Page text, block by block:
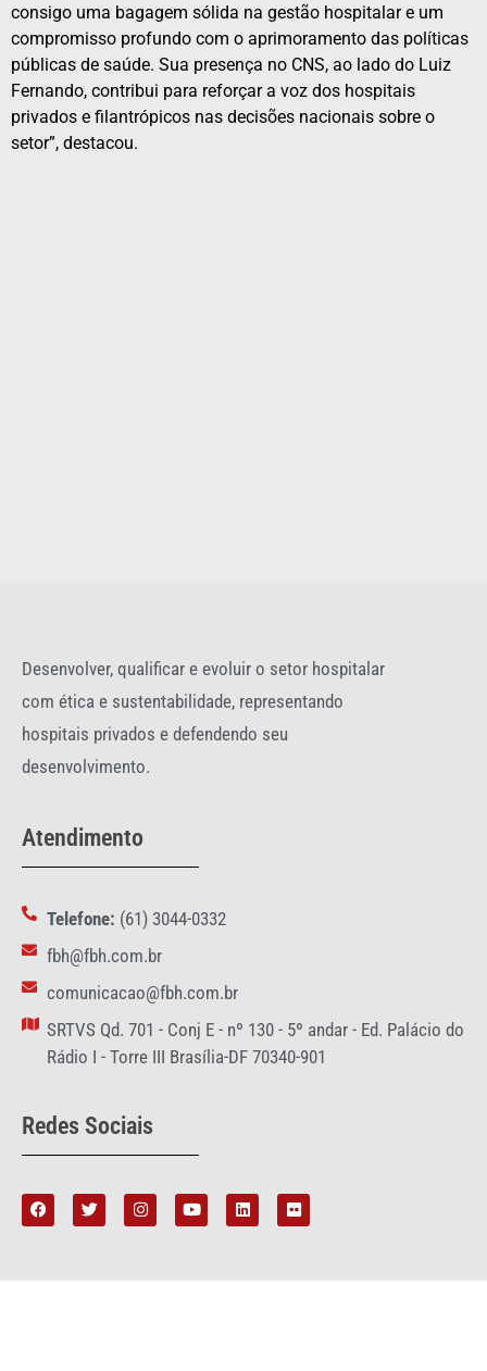
consigo uma bagagem sólida na gestão hospitalar e um
compromisso profundo com o aprimoramento das políticas
públicas de saúde. Sua presença no CNS, ao lado do Luiz
Fernando, contribui para reforçar a voz dos hospitais
privados e filantrópicos nas decisões nacionais sobre o
setor”, destacou.
Desenvolver, qualificar e evoluir o setor hospitalar
com ética e sustentabilidade, representando
hospitais privados e defendendo seu
desenvolvimento.
Atendimento
Telefone: (61) 3044-0332
fbh@fbh.com.br
comunicacao@fbh.com.br
SRTVS Qd. 701 - Conj E - nº 130 - 5º andar - Ed. Palácio do
Rádio I - Torre III Brasília-DF 70340-901
Redes Sociais